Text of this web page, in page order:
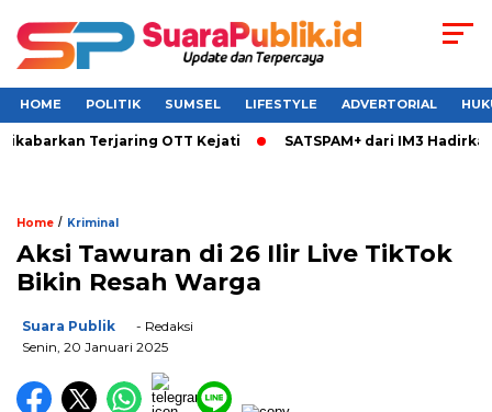
HOME POLITIK SUMSEL LIFESTYLE ADVERTORIAL
Terjaring OTT Kejati SATSPAM+ dari IM3
Home / Kriminal
Aksi Tawuran di 26 Ilir Live TikTok
Bikin Resah Warga
Suara Publik
- Redaksi
Senin, 20 Januari 2025